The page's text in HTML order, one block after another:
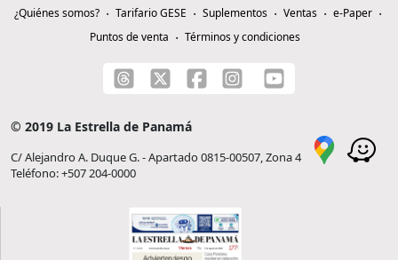
¿Quiénes somos? Tarifario GESE Suplementos Ventas
e-Paper
Puntos de venta
Términos y condiciones
© 2019 La Estrella de Panamá
C/ Alejandro A. Duque G. - Apartado 0815-00507, Zona 4
Teléfono: +507 204-0000